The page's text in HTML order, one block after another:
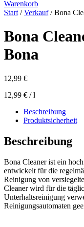
Warenkorb
Start /Verkauf/ Bona
Bona
Bona
12,99 €
12,99 € /l
Beschreibung
Produktsicherheit
Beschreibung
Bona Cleaner ist ein
entwickelt für die
Reinigung von
Cleaner wird für die
Unterhaltsreinigung
Reinigungsautomaten